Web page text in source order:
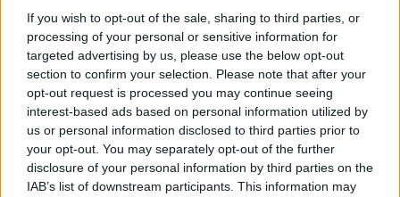
If you wish to opt-out of the sale, sharing to third parties, or
processing of your personal or sensitive information for
targeted advertising by us, please use the below opt-out
section to confirm your selection. Please note that after your
opt-out request is processed you may continue seeing
interest-based ads based on personal information utilized by
us or personal information disclosed to third parties prior to
your opt-out. You may separately opt-out of the further
disclosure of your personal information by third parties on the
IAB’s list of downstream participants. This information may
Visi įrašai
Žiūrimiausi įrašai
00:00:30
Vaizdai iš tragiškos avarijos Vilniaus r.: dviejų moterų ir
vaiko gyvybių išgelbėti nepavyko